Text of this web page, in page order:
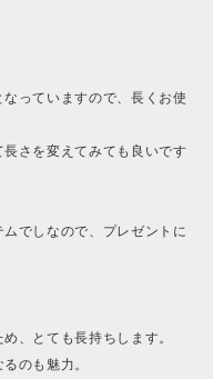
っていますので、長くお使
さを変えてみても良いです
でしなので、プレゼントに
、とても長持ちします。
のも魅力。